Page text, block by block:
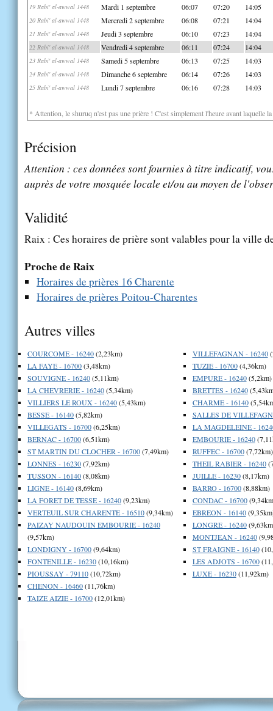
19 Rabi' al-awwal 1448 Mardi 1 septembre 06:07 07:20 14:05
20 Rabi' al-awwal 1448 Mercredi 2 septembre 06:08 07:21 14:04
21 Rabi' al-awwal 1448 Jeudi 3 septembre 06:10 07:23 14:04
22 Rabi' al-awwal 1448 Vendredi 4 septembre 06:11 07:24 14:04
23 Rabi' al-awwal 1448 Samedi 5 septembre 06:13 07:25 14:03
24 Rabi' al-awwal 1448 Dimanche 6 septembre 06:14 07:26 14:03
25 Rabi' al-awwal 1448 Lundi 7 septembre 06:16 07:28 14:03
* Attention, le shuruq n'est pas une prière ! C'est simplement l'heure avant laquelle
Précision
Attention : ces données sont fournies à titre indicatif,
auprès de votre mosquée locale et/ou au moyen de
Validité
Raix : Ces horaires de prière sont valables pour la ville
Proche de Raix
Horaires de prières 16 Charente
Horaires de prières Poitou-Charentes
Autres villes
COURCOME - 16240(2,23km)
LA FAYE - 16700(3,48km)
SOUVIGNE - 16240(5,11km)
LA CHEVRERIE - 16240(5,34km)
VILLIERS LE ROUX - 16240(5,43km)
BESSE - 16140(5,82km)
VILLEGATS - 16700(6,25km)
BERNAC - 16700(6,51km)
ST MARTIN DU CLOCHER - 16700(7,49km)
LONNES - 16230(7,92km)
TUSSON - 16140(8,08km)
LIGNE - 16140(8,69km)
LA FORET DE TESSE - 16240(9,23km)
VERTEUIL SUR CHARENTE - 16510(9,34km)
PAIZAY NAUDOUIN EMBOURIE - 16240
(9,57km)
LONDIGNY - 16700(9,64km)
FONTENILLE - 16230(10,16km)
PIOUSSAY - 79110(10,72km)
CHENON - 16460(11,76km)
TAIZE AIZIE - 16700(12,01km)
VILLEFAGNAN - 16240
TUZIE - 16700(4,36km)
EMPURE - 16240(5,2km)
BRETTES - 16240
CHARME - 16140
SALLES DE
LA MAGDELEINE -
EMBOURIE - 16240
RUFFEC - 16700(7,72km)
THEIL RABIER - 16240
JUILLE - 16230(8,17km)
BARRO - 16700(8,88km)
CONDAC - 16700
EBREON - 16140
LONGRE - 16240
MONTJEAN - 16240
ST FRAIGNE - 16140
LES ADJOTS - 16700
LUXE - 16230(11,92km)